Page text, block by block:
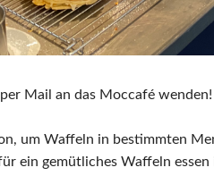
Mail an das Moccafé wenden!
um Waffeln in bestimmten
ein gemütliches Waffeln